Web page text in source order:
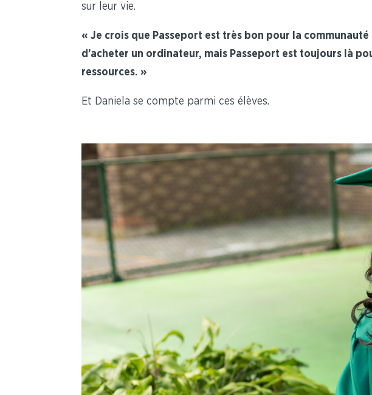
sur leur vie.
« Je crois que Passeport est très bon pour la
d’acheter un ordinateur, mais Passeport est toujours là
ressources. »
Et Daniela se compte parmi ces élèves.